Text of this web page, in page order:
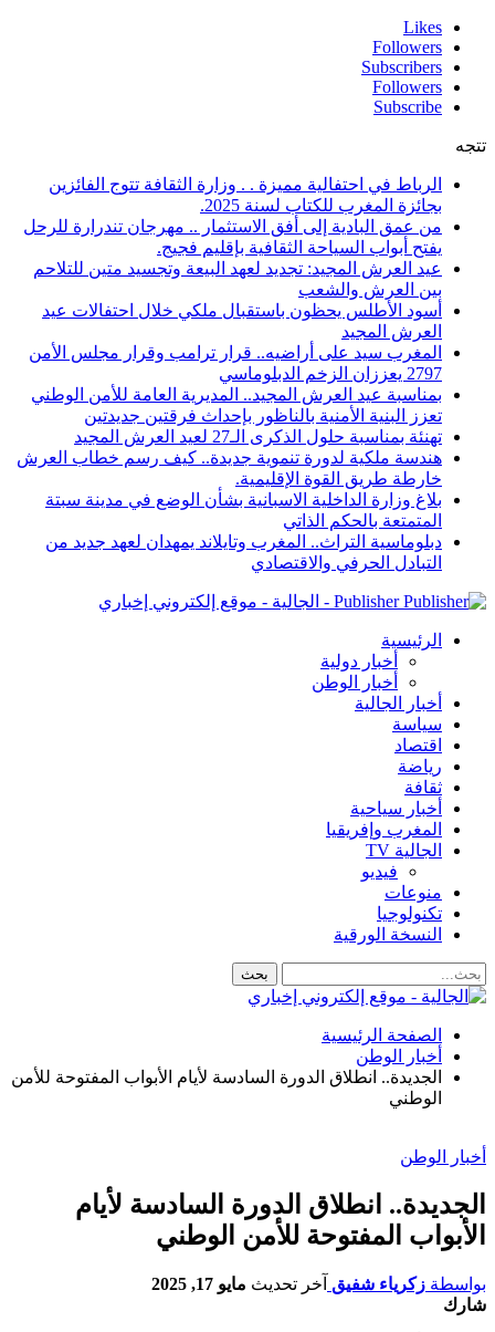
Likes
Followers
Subscribers
Followers
Subscribe
تتجه
الرباط في احتفالية مميزة . . وزارة الثقافة تتوج الفائزين
بجائزة المغرب للكتاب لسنة 2025.
من عمق البادية إلى أفق الاستثمار .. مهرجان تندرارة للرحل
يفتح أبواب السياحة الثقافية بإقليم فجيج.
عيد العرش المجيد: تجديد لعهد البيعة وتجسيد متين للتلاحم
بين العرش والشعب
أسود الأطلس يحظون باستقبال ملكي خلال احتفالات عيد
العرش المجيد
المغرب سيد على أراضيه.. قرار ترامب وقرار مجلس الأمن
2797 يعززان الزخم الدبلوماسي
بمناسبة عيد العرش المجيد.. المديرية العامة للأمن الوطني
تعزز البنية الأمنية بالناظور بإحداث فرقتين جديدتين
تهنئة بمناسبة حلول الذكرى الـ27 لعيد العرش المجيد
هندسة ملكية لدورة تنموية جديدة.. كيف رسم خطاب العرش
خارطة طريق القوة الإقليمية.
بلاغ وزارة الداخلية الاسبانية بشأن الوضع في مدينة سبتة
المتمتعة بالحكم الذاتي
دبلوماسية التراث.. المغرب وتايلاند يمهدان لعهد جديد من
التبادل الحرفي والاقتصادي
Publisher - الجالية - موقع إلكتروني إخباري
الرئيسية
أخبار دولية
أخبار الوطن
أخبار الجالية
سياسة
اقتصاد
رياضة
ثقافة
أخبار سياحية
المغرب وإفريقيا
الجالية TV
فيديو
منوعات
تكنولوجيا
النسخة الورقية
الصفحة الرئيسية
أخبار الوطن
الجديدة.. انطلاق الدورة السادسة لأيام الأبواب المفتوحة للأمن
الوطني
أخبار الوطن
الجديدة.. انطلاق الدورة السادسة لأيام
الأبواب المفتوحة للأمن الوطني
بواسطة زكرياء شفيق آخر تحديث مايو 17, 2025
شارك